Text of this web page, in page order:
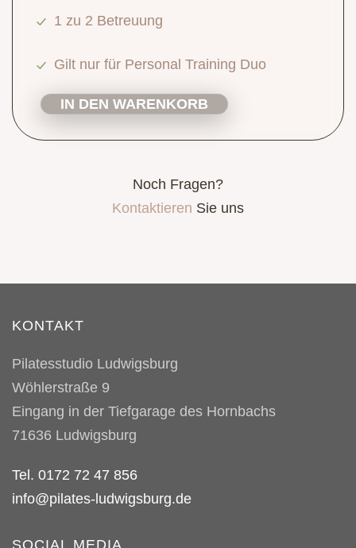
1 zu 2 Betreuung
Gilt nur für Personal Training Duo
IN DEN WARENKORB
Noch Fragen?
Kontaktieren Sie uns
KONTAKT
Pilatesstudio Ludwigsburg
Wöhlerstraße 9
Eingang in der Tiefgarage des Hornbachs
71636 Ludwigsburg
Tel. 0172 72 47 856
info@pilates-ludwigsburg.de
SOCIAL MEDIA